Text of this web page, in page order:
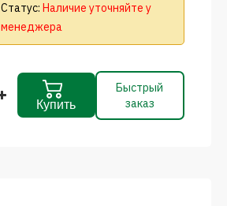
Статус: Наличие уточняйте у
менеджера
Купить
Быстрый
заказ